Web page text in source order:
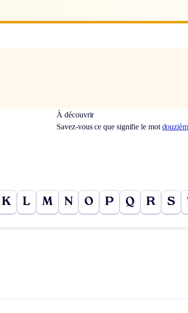
À découvrir
Savez-vous ce que signifie le mot
K L M N O P Q R S